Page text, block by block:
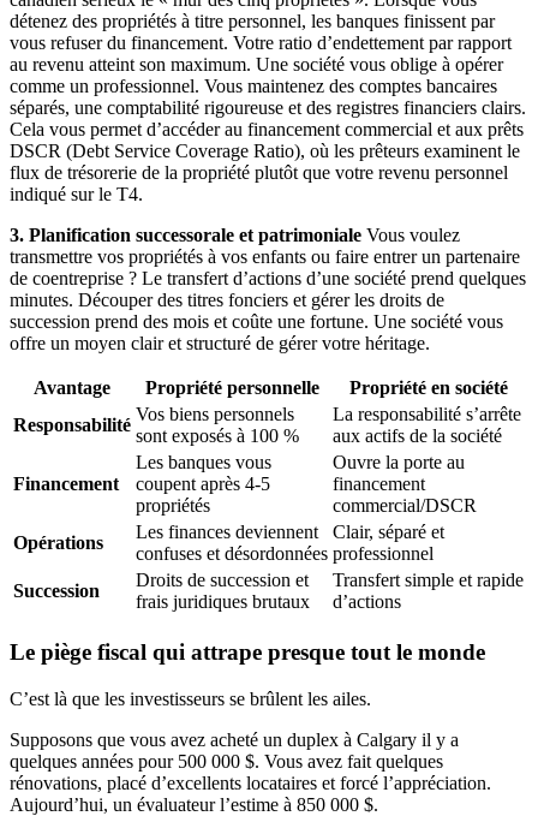
détenez des propriétés à titre personnel, les banques finissent par
vous refuser du financement. Votre ratio d’endettement par rapport
au revenu atteint son maximum. Une société vous oblige à opérer
comme un professionnel. Vous maintenez des comptes bancaires
séparés, une comptabilité rigoureuse et des registres financiers clairs.
Cela vous permet d’accéder au financement commercial et aux prêts
DSCR (Debt Service Coverage Ratio), où les prêteurs examinent le
flux de trésorerie de la propriété plutôt que votre revenu personnel
indiqué sur le T4.
3. Planification successorale et patrimoniale Vous voulez
transmettre vos propriétés à vos enfants ou faire entrer un partenaire
de coentreprise ? Le transfert d’actions d’une société prend quelques
minutes. Découper des titres fonciers et gérer les droits de
succession prend des mois et coûte une fortune. Une société vous
offre un moyen clair et structuré de gérer votre héritage.
Avantage Propriété personnelle
Propriété en société
Responsabilité
Vos biens personnels
sont exposés à 100 %
La responsabilité s’arrête
aux actifs de la société
Financement
Les banques vous
coupent après 4-5
propriétés
Ouvre la porte au
financement
commercial/DSCR
Opérations
Les finances deviennent
confuses et désordonnées
Clair, séparé et
professionnel
Succession
Droits de succession et
frais juridiques brutaux
Transfert simple et rapide
d’actions
Le piège fiscal qui attrape presque tout le monde
C’est là que les investisseurs se brûlent les ailes.
Supposons que vous avez acheté un duplex à Calgary il y a
quelques années pour 500 000 $. Vous avez fait quelques
rénovations, placé d’excellents locataires et forcé l’appréciation.
Aujourd’hui, un évaluateur l’estime à 850 000 $.